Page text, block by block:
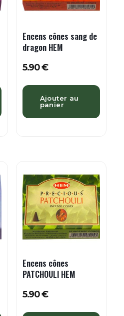
Encens cônes sang de
dragon HEM
5.90€
Ajouter au
panier
Encens cônes
PATCHOULI HEM
5.90€